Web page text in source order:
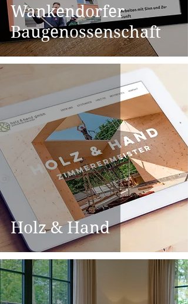
Wankendorfer
Baugenossenschaft
Holz & Hand